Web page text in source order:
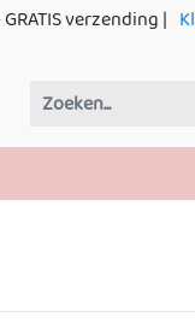
verzending |